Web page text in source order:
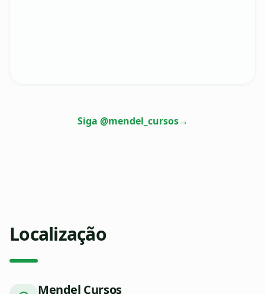
Siga @mendel_cursos→
Localização
Mendel Cursos